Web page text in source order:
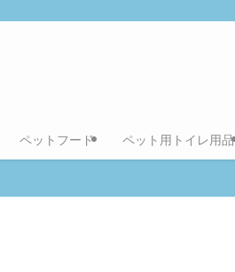
ペットフード ペット用トイレ用品